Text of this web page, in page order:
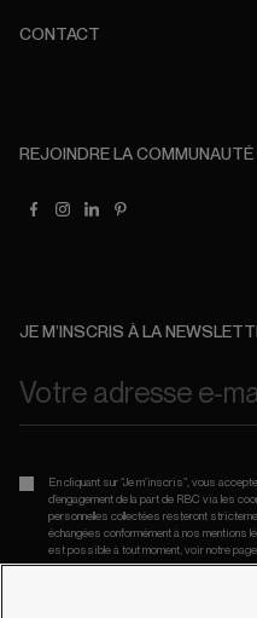
CONTACT
REJOINDRE LA
JE M’INSCRIS À LA
En cliquant sur “Je m’inscris”, vous
d’engagement de la part de RBC via les
personnelles collectées resteront
échangées conformément à nos mentions
est possible à tout moment, voir notre page